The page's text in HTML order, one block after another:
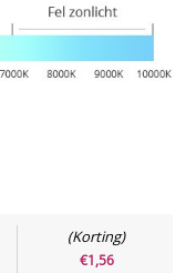
Korting
€1,56